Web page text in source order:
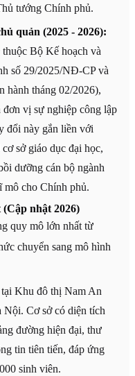
tướng Chính phủ.
quản (2025 - 2026):
Bộ Kế hoạch và
số 29/2025/NĐ-CP và
hành tháng 02/2026),
vị sự nghiệp công lập
đổi này gắn liền với
sở giáo dục đại học,
dưỡng cán bộ ngành
mô cho Chính phủ.
nhật 2026)
quy mô lớn nhất từ
chuyển sang mô hình
Khu đô thị Nam An
Cơ sở có diện tích
đường hiện đại, thư
tin tiên tiến, đáp ứng
sinh viên.